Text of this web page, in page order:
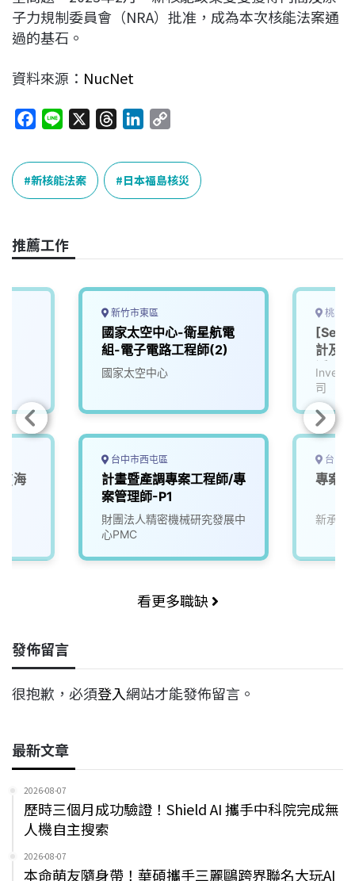
子力規制委員會（NRA）批准，成為本次核能法案通
過的基石。
資料來源： NucNet
c
e
b
o
k
n
e
r
e
a
n
k
e
n
p
y
L
k
新核能法案 日本福島核災
推薦工作
(海
新竹市東區
國家太空中心-衛星航電
組-電子電路工程師(2)
國家太空中心
台中市西屯區
計畫暨產調專案工程師/專
案管理師-P1
財團法人精密機械研究發展中
心PMC
桃園
計及
溪)
司
台中
專案
新承系
看更多職缺
發佈留言
很抱歉，必須登入網站才能發佈留言。
最新文章
2026-08-07
歷時三個月成功驗證！Shield AI 攜手中科院完成無
人機自主搜索
2026-08-07
本命萌友隨身帶！華碩攜手三麗鷗跨界聯名大玩AI